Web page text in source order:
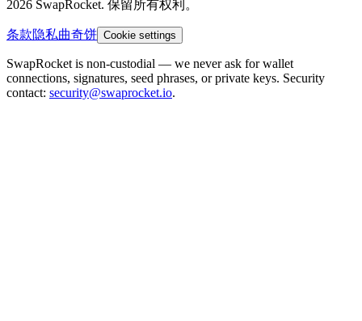
2026 SwapRocket. 保留所有权利。
条款隐私曲奇饼 Cookie settings
SwapRocket is non-custodial — we never ask for wallet
connections, signatures, seed phrases, or private keys. Security
contact: security@swaprocket.io.